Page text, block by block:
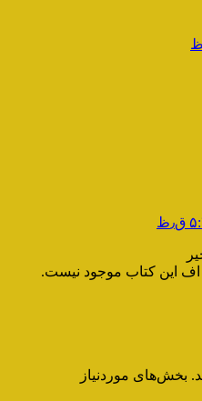
اف این کتاب موجود نیست.
بخش‌های موردنیاز